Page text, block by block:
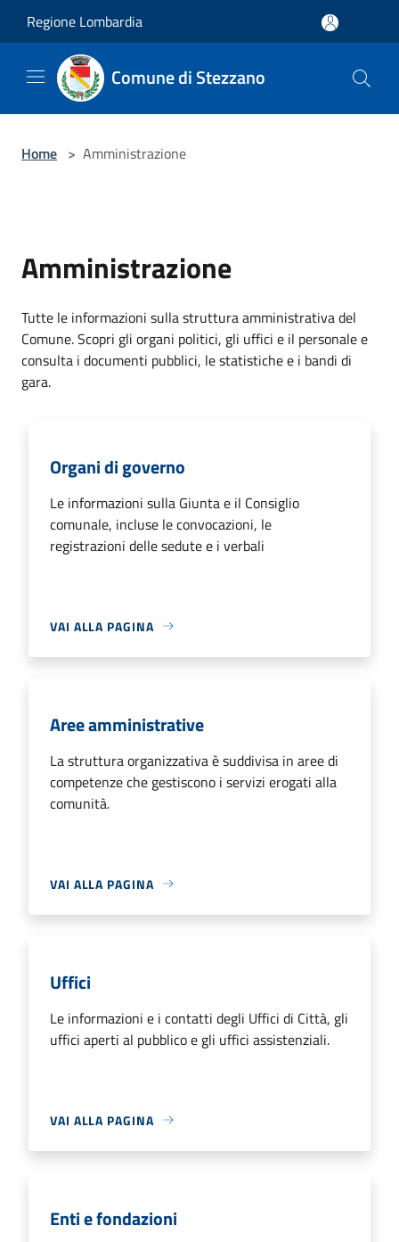
Regione Lombardia
Comune di Stezzano
Home > Amministrazione
Amministrazione
Tutte le informazioni sulla struttura amministrativa del
Comune. Scopri gli organi politici, gli uffici e il personale e
consulta i documenti pubblici, le statistiche e i bandi di
gara.
Organi di governo
Le informazioni sulla Giunta e il Consiglio
comunale, incluse le convocazioni, le
registrazioni delle sedute e i verbali
VAI ALLA PAGINA
Aree amministrative
La struttura organizzativa è suddivisa in aree di
competenze che gestiscono i servizi erogati alla
comunità.
VAI ALLA PAGINA
Uffici
Le informazioni e i contatti degli Uffici di Città, gli
uffici aperti al pubblico e gli uffici assistenziali.
VAI ALLA PAGINA
Enti e fondazioni